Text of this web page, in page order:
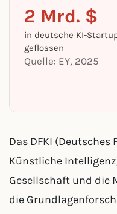
2 Mrd. $
in deutsche KI-
geflossen
Quelle: EY, 2025
Das DFKI
Künstliche
Gesellschaft und die
die